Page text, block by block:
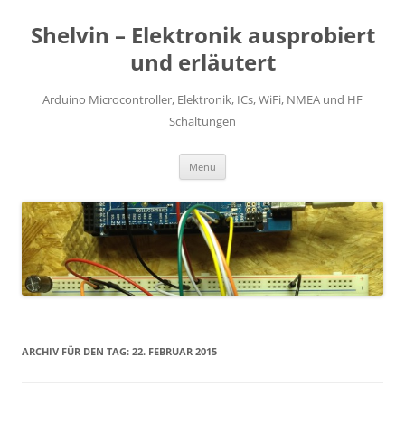
springen
Shelvin – Elektronik ausprobiert
und erläutert
Arduino Microcontroller, Elektronik, ICs, WiFi, NMEA und HF
Schaltungen
Menü
ARCHIV FÜR DEN TAG: 22. FEBRUAR 2015